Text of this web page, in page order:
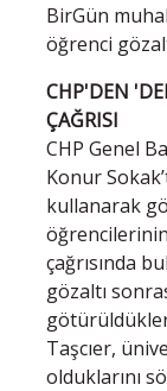
BirGün
öğrenci
CHP'DEN
ÇAĞRISI
CHP Genel
Konur
kullanarak
çağrısında
gözaltı
Taşcıer,
olduklarını